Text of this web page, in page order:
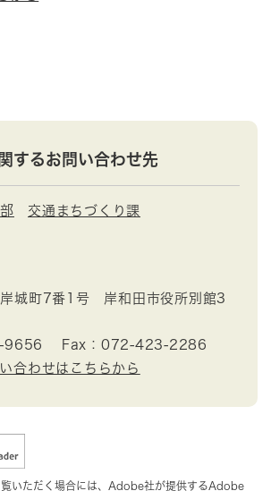
するお問い合わせ先
交通まちづくり課
岸城町7番1号 岸和田市役所別館3
9656
Fax：072-423-2286
合わせはこちらから
覧いただく場合には、Adobe社が提供するAdobe